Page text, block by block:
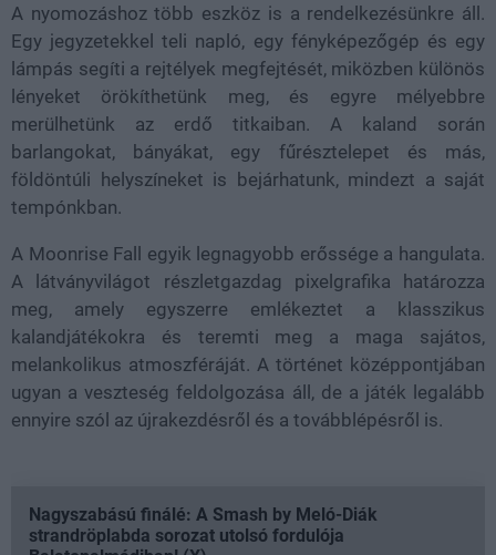
A nyomozáshoz több eszköz is a rendelkezésünkre áll.
Egy jegyzetekkel teli napló, egy fényképezőgép és egy
lámpás segíti a rejtélyek megfejtését, miközben különös
lényeket örökíthetünk meg, és egyre mélyebbre
merülhetünk az erdő titkaiban. A kaland során
barlangokat, bányákat, egy fűrésztelepet és más,
földöntúli helyszíneket is bejárhatunk, mindezt a saját
tempónkban.
A Moonrise Fall egyik legnagyobb erőssége a hangulata.
A látványvilágot részletgazdag pixelgrafika határozza
meg, amely egyszerre emlékeztet a klasszikus
kalandjátékokra és teremti meg a maga sajátos,
melankolikus atmoszféráját. A történet középpontjában
ugyan a veszteség feldolgozása áll, de a játék legalább
ennyire szól az újrakezdésről és a továbblépésről is.
Nagyszabású finálé: A Smash by Meló-Diák
strandröplabda sorozat utolsó fordulója